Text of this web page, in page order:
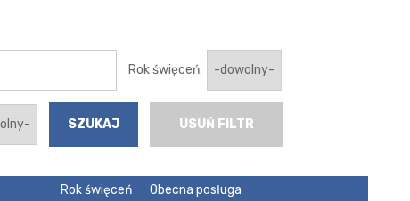
Rok święceń:
USUŃ FILTR
Rok święceń
Obecna posługa